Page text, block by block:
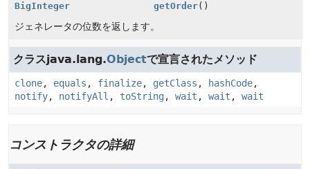
BigInteger getOrder()
ジェネレータの位数を返します。
クラスjava.lang.Objectで宣言されたメソッド
clone, equals , finalize, getClass , hashCode,
notify, notifyAll , toString, wait , wait , wait
コンストラクタの詳細